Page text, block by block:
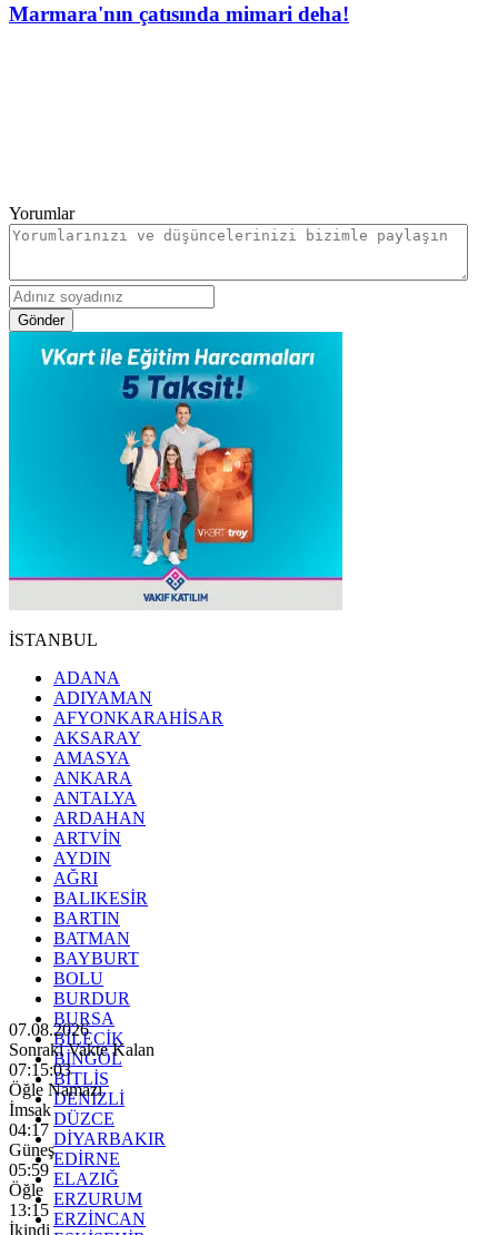
Marmara'nın çatısında mimari deha!
Yorumlar
Gönder
İSTANBUL
ADANA
ADIYAMAN
AFYONKARAHİSAR
AKSARAY
AMASYA
ANKARA
ANTALYA
ARDAHAN
ARTVİN
AYDIN
AĞRI
BALIKESİR
BARTIN
BATMAN
BAYBURT
BOLU
BURDUR
BURSA
BİLECİK
BİNGÖL
BİTLİS
DENİZLİ
DÜZCE
DİYARBAKIR
EDİRNE
ELAZIĞ
ERZURUM
ERZİNCAN
07.08.2026
Sonraki Vakte Kalan
07:15:01
Öğle Namazı
İmsak
04:17
Güneş
05:59
Öğle
13:15
İkindi